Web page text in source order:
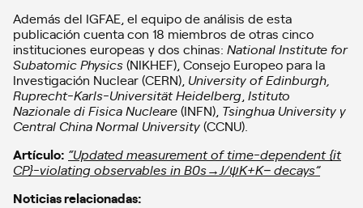
Además del IGFAE, el equipo de análisis de esta
publicación cuenta con 18 miembros de otras cinco
instituciones europeas y dos chinas: National Institute for
Subatomic Physics(NIKHEF), Consejo Europeo para la
Investigación Nuclear (CERN), University of Edinburgh,
Ruprecht-Karls-Universität Heidelberg Istituto
Nazionale di Fisica Nucleare(INFN), Tsinghua University y
Central China Normal University(CCNU).
Artículo: “Updated measurement of time-dependent {it
CP}-violating observables in B0s→J/ψK+K− decays”
Noticias relacionadas: